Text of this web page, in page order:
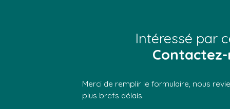
Intéressé par
Merci de remplir le formulaire, nous
plus brefs délais.